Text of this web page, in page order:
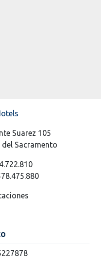
Suarez 105
del Sacramento